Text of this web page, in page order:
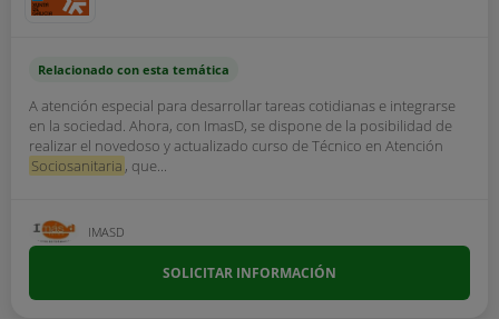
Relacionado con esta temática
A atención especial para desarrollar tareas cotidianas e integrarse
en la sociedad. Ahora, con ImasD, se dispone de la posibilidad de
realizar el novedoso y actualizado curso de Técnico en Atención
Sociosanitaria , que...
IMASD
SOLICITAR INFORMACIÓN